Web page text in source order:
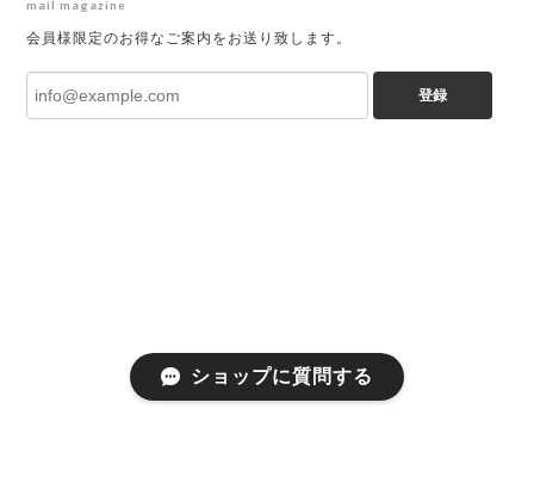
mail magazine
会員様限定のお得なご案内をお送り致します。
登録
ショップに質問する